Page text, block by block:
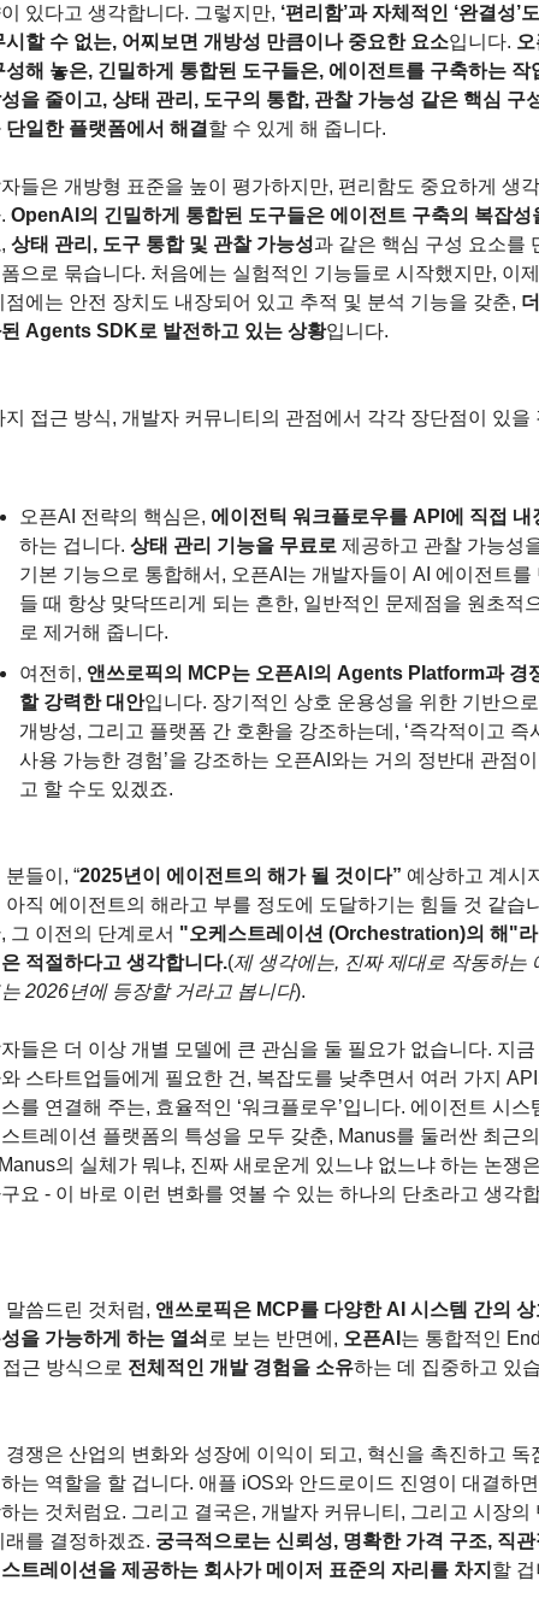
있다고 생각합니다. 그렇지만, ‘편리함’과 자체적인 ‘완결성’
시할 수 없는, 어찌보면 개방성 만큼이나 중요한 요소입니다.
성해 놓은, 긴밀하게 통합된 도구들은, 에이전트를 구축하는 작
을 줄이고, 상태 관리, 도구의 통합, 관찰 가능성 같은 핵심 구
단일한 플랫폼에서 해결 할 수 있게 해 줍니다.
들은 개방형 표준을 높이 평가하지만, 편리함도 중요하게 생
OpenAI의 긴밀하게 통합된 도구들은 에이전트 구축의 복잡성
, 상태 관리, 도구 통합 및 관찰 가능성과 같은 핵심 구성 요소를
으로 묶습니다. 처음에는 실험적인 기능들로 시작했지만, 이
점에는 안전 장치도 내장되어 있고 추적 및 분석 기능을 갖춘,
Agents SDK로 발전하고 있는 상황입니다.
지 접근 방식, 개발자 커뮤니티의 관점에서 각각 장단점이 있을
오픈AI 전략의 핵심은, 에이전틱 워크플로우를 API에 직접 내
하는 겁니다. 상태 관리 기능을 무료로 제공하고 관찰 가능성
기본 기능으로 통합해서, 오픈AI는 개발자들이 AI 에이전트를
들 때 항상 맞닥뜨리게 되는 흔한, 일반적인 문제점을 원초적
로 제거해 줍니다.
여전히, 앤쓰로픽의 MCP는 오픈AI의 Agents Platform과 경
할 강력한 대안입니다. 장기적인 상호 운용성을 위한 기반으
개방성, 그리고 플랫폼 간 호환을 강조하는데, ‘즉각적이고 즉
사용 가능한 경험’을 강조하는 오픈AI와는 거의 정반대 관점
고 할 수도 있겠죠.
분들이, “2025년이 에이전트의 해가 될 것이다” 예상하고 계시
아직 에이전트의 해라고 부를 정도에 도달하기는 힘들 것 같습
그 이전의 단계로서 "오케스트레이션 (Orchestration)의 해"
적절하다고 생각합니다.(제 생각에는, 진짜 제대로 작동하는
2026년에 등장할 거라고 봅니다).
들은 더 이상 개별 모델에 큰 관심을 둘 필요가 없습니다. 지금
스타트업들에게 필요한 건, 복잡도를 낮추면서 여러 가지
를 연결해 주는, 효율적인 ‘워크플로우’입니다. 에이전트 시스
트레이션 플랫폼의 특성을 모두 갖춘, Manus를 둘러싼 최근
의 실체가 뭐냐, 진짜 새로운게 있느냐 없느냐 하는 논쟁
요 - 이 바로 이런 변화를 엿볼 수 있는 하나의 단초라고 생각
말씀드린 것처럼, 앤쓰로픽은 MCP를 다양한 AI 시스템 간의 상
을 가능하게 하는 열쇠 로 보는 반면에, 오픈AI 는 통합적인
근 방식으로 전체적인 개발 경험을 소유하는 데 집중하고 있
경쟁은 산업의 변화와 성장에 이익이 되고, 혁신을 촉진하고 독
는 역할을 할 겁니다. 애플 iOS와 안드로이드 진영이 대결하
는 것처럼요. 그리고 결국은, 개발자 커뮤니티, 그리고 시장의
래를 결정하겠죠. 궁극적으로는 신뢰성, 명확한 가격 구조, 직
트레이션을 제공하는 회사가 메이저 표준의 자리를 차지 할